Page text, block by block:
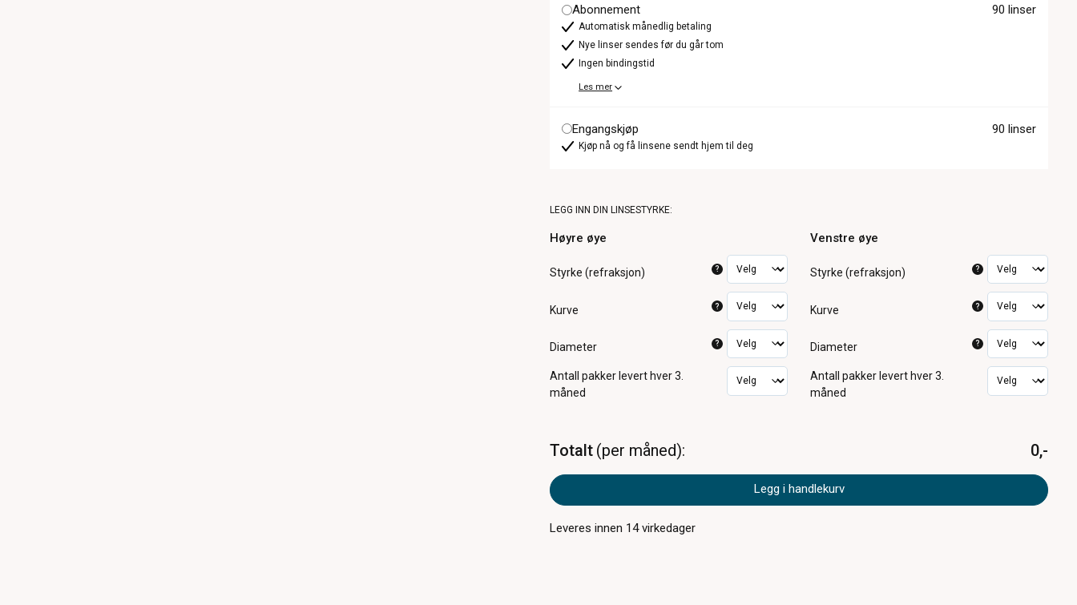
Abonnement 90 linser
Automatisk månedlig betaling
Nye linser sendes før du går tom
Ingen bindingstid
Les mer
Engangskjøp 90 linser
Kjøp nå og få linsene sendt hjem til deg
LEGG INN DIN LINSESTYRKE:
Høyre øye
Styrke (refraksjon) ?
Kurve ?
Diameter ?
Antall pakker levert hver 3.
måned
Venstre øye
Styrke (refraksjon) ?
Kurve ?
Diameter ?
Antall pakker levert hver 3.
måned
Totalt per måned 0,-
Legg i handlekurv
Leveres innen 14virkedager